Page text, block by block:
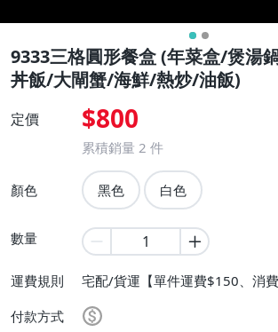
9333三格圓形餐盒 (年菜盒/煲湯
丼飯/大閘蟹/海鮮/熱炒/油飯)
定價 $800
累積銷量 2 件
顏色 黑色 白色
數量
運費規則
宅配/貨運【單件運費$150、消
免運費】
付款方式